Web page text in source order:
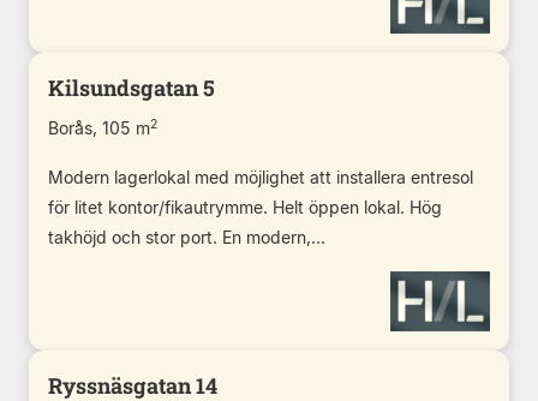
Kilsundsgatan 5
Borås, 105 m2
Modern lagerlokal med möjlighet att installera entresol
för litet kontor/fikautrymme. Helt öppen lokal. Hög
takhöjd och stor port. En modern,...
Ryssnäsgatan 14